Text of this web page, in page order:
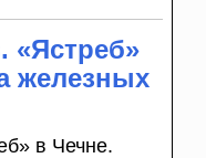
«Ястреб»
железных
в Чечне.